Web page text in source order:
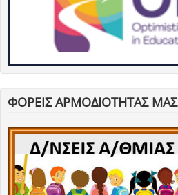
ΦΟΡΕΙΣ ΑΡΜΟΔΙΟΤΗΤΑΣ ΜΑΣ